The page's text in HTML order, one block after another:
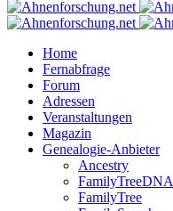
Home
Fernabfrage
Forum
Adressen
Veranstaltungen
Magazin
Genealogie-Anbieter
Ancestry
FamilyTreeDNA
FamilyTree